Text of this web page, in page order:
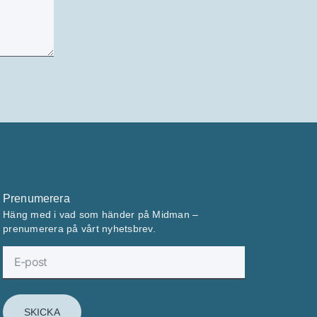
Prenumerera
Häng med i vad som händer på Midman –
prenumerera på vårt nyhetsbrev.
SKICKA